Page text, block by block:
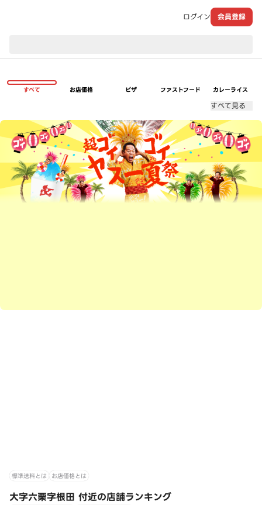
ログイン 会員登録
すべて お店価格 ピザ ファストフード カレーライス
すべて見る
超ゴイゴイヤスー夏祭
標準送料とは お店価格とは
大字六栗字根田 付近の店舗ランキング